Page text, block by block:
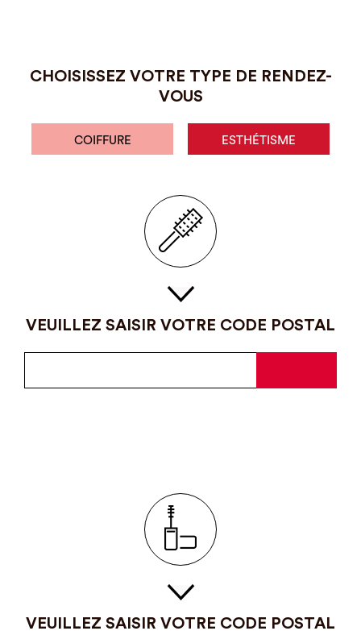
CHOISISSEZ VOTRE TYPE DE RENDEZ-
VOUS
COIFFURE ESTHÉTISME
VEUILLEZ SAISIR VOTRE CODE POSTAL
VEUILLEZ SAISIR VOTRE CODE POSTAL